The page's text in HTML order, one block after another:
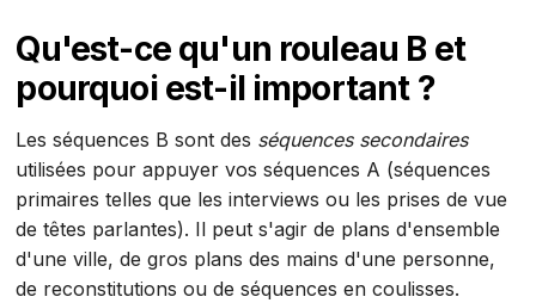
Qu'est-ce qu'un rouleau B et
pourquoi est-il important ?
Les séquences B sont des séquences secondaires
utilisées pour appuyer vos séquences A (séquences
primaires telles que les interviews ou les prises de vue
de têtes parlantes). Il peut s'agir de plans d'ensemble
d'une ville, de gros plans des mains d'une personne,
de reconstitutions ou de séquences en coulisses.